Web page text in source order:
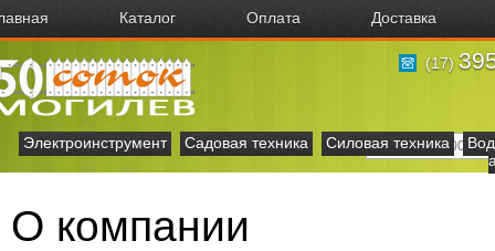
Каталог Оплата Доставка
(17)
Электроинструмент Садовая техника Силовая техника
О компании